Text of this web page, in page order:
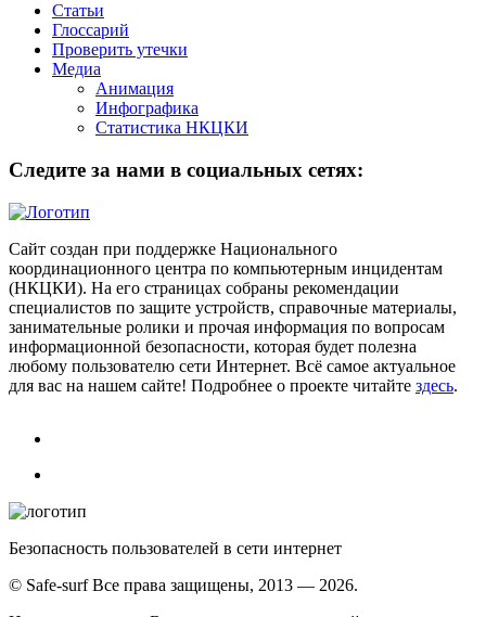
Статьи
Глоссарий
Проверить утечки
Медиа
Анимация
Инфографика
Статистика НКЦКИ
Следите за нами в социальных сетях:
Сайт создан при поддержке Национального
координационного центра по компьютерным инцидентам
(НКЦКИ). На его страницах собраны рекомендации
специалистов по защите устройств, справочные материалы,
занимательные ролики и прочая информация по вопросам
информационной безопасности, которая будет полезна
любому пользователю сети Интернет. Всё самое актуальное
для вас на нашем сайте! Подробнее о проекте читайте здесь.
Безопасность пользователей в сети интернет
© Safe-surf Все права защищены, 2013 — 2026.